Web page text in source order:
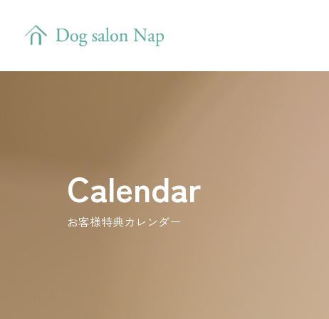
Calendar
お客様特典カレンダー